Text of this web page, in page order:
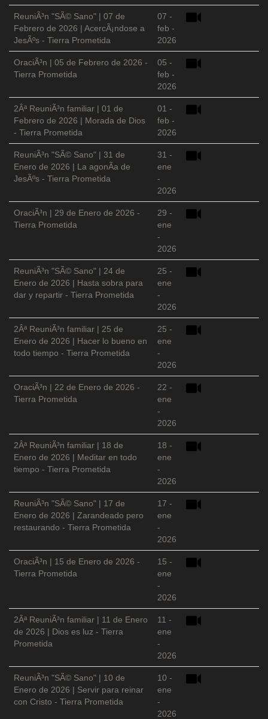
ReuniÃ³n "SÃ© Sano" | 07 de
Febrero de 2026 | AcercÃ¡ndose a
JesÃºs - Tierra Prometida
07 -
feb -
2026
OraciÃ³n | 05 de Febrero de 2026 -
Tierra Prometida
05 -
feb -
2026
2Âª ReuniÃ³n familiar | 01 de
Febrero de 2026 | Morada de Dios
- Tierra Prometida
01 -
feb -
2026
ReuniÃ³n "SÃ© Sano" | 31 de
Enero de 2026 | La agonÃ­a de
JesÃºs - Tierra Prometida
31 -
ene
-
2026
OraciÃ³n | 29 de Enero de 2026 -
Tierra Prometida
29 -
ene
-
2026
ReuniÃ³n "SÃ© Sano" | 24 de
Enero de 2026 | Hasta sobra para
dar y repartir - Tierra Prometida
25 -
ene
-
2026
2Âª ReuniÃ³n familiar | 25 de
Enero de 2026 | Hacer lo bueno en
todo tiempo - Tierra Prometida
25 -
ene
-
2026
OraciÃ³n | 22 de Enero de 2026 -
Tierra Prometida
22 -
ene
-
2026
2Âª ReuniÃ³n familiar | 18 de
Enero de 2026 | Meditar en todo
tiempo - Tierra Prometida
18 -
ene
-
2026
ReuniÃ³n "SÃ© Sano" | 17 de
Enero de 2026 | Zarandeado pero
restaurando - Tierra Prometida
17 -
ene
-
2026
OraciÃ³n | 15 de Enero de 2026 -
Tierra Prometida
15 -
ene
-
2026
2Âª ReuniÃ³n familiar | 11 de Enero
de 2026 | Dios es luz - Tierra
Prometida
11 -
ene
-
2026
ReuniÃ³n "SÃ© Sano" | 10 de
Enero de 2026 | Servir para reinar
con Cristo - Tierra Prometida
10 -
ene
-
2026